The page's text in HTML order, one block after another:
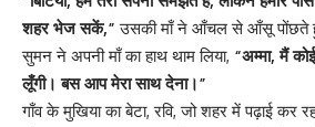
शहर भेज सकें,” उसकी माँ ने आँचल से आँसू पोंछते
सुमन ने अपनी माँ का हाथ थाम लिया, “अम्मा, मैं
लूँगी। बस आप मेरा साथ देना।”
गाँव के मुखिया का बेटा, रवि, जो शहर में पढ़ाई कर